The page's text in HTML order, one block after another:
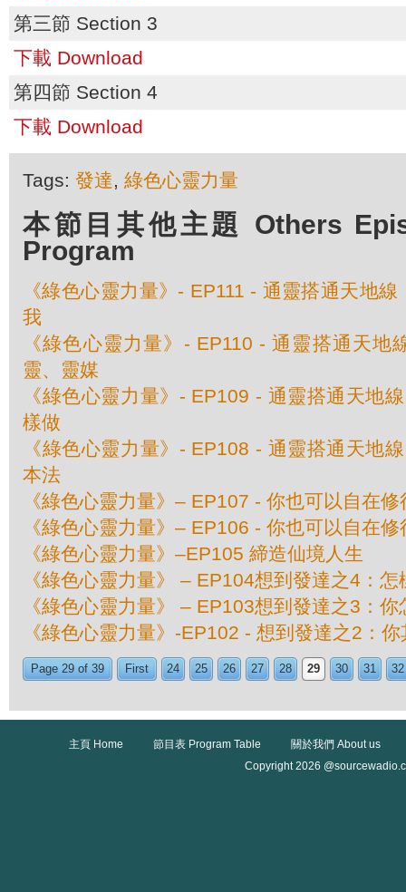
第三節 Section 3
下載 Download
第四節 Section 4
下載 Download
Tags: 發達, 綠色心靈力量
本節目其他主題 Others
Program
《綠色心靈力量》- EP111 - 通靈搭通天地
我
《綠色心靈力量》- EP110 - 通靈搭通天地
靈、靈媒
《綠色心靈力量》- EP109 - 通靈搭通天地
樣做
《綠色心靈力量》- EP108 - 通靈搭通天地
本法
《綠色心靈力量》– EP107 - 你也可以自在修
《綠色心靈力量》– EP106 - 你也可以自在修
《綠色心靈力量》–EP105 締造仙境人生
《綠色心靈力量》 – EP104想到發達之4：怎
《綠色心靈力量》 – EP103想到發達之3：
《綠色心靈力量》-EP102 - 想到發達之2：
Page 29 of 39 First 24 25 26 27 28 29 30 31 32
主頁 Home 節目表 Program Table
關於我們 About us
Copyright 2026